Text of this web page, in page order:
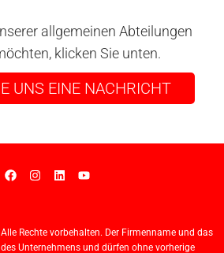
allgemeinen Abteilungen
klicken Sie unten.
UNS EINE NACHRICHT
Rechte vorbehalten. Der Firmenname und das
Unternehmens und dürfen ohne vorherige